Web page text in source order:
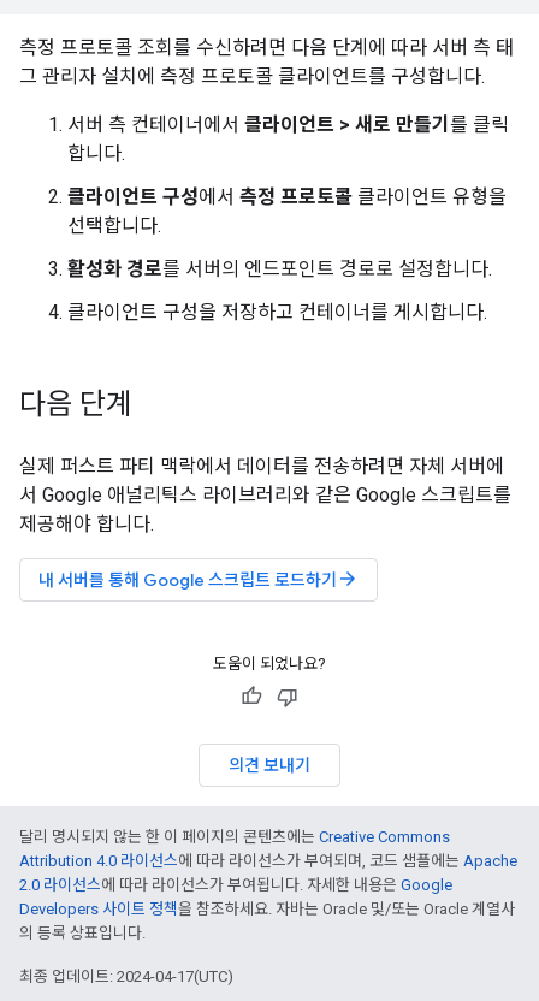
측정 프로토콜 조회를 수신하려면 다음 단계에 따라 서버 측 태
그 관리자 설치에 측정 프로토콜 클라이언트를 구성합니다.
서버 측 컨테이너에서 클라이언트 > 새로 만들기 를 클릭
합니다.
클라이언트 구성에서 측정 프로토콜 클라이언트 유형을
선택합니다.
활성화 경로를 서버의 엔드포인트 경로로 설정합니다.
클라이언트 구성을 저장하고 컨테이너를 게시합니다.
다음 단계
실제 퍼스트 파티 맥락에서 데이터를 전송하려면 자체 서버에
서 Google 애널리틱스 라이브러리와 같은 Google 스크립트를
제공해야 합니다.
내 서버를 통해 Google 스크립트 로드하기 arrow_forward
도움이 되었나요?
의견 보내기
달리 명시되지 않는 한 이 페이지의 콘텐츠에는 Creative Commons
Attribution 4.0 라이선스에 따라 라이선스가 부여되며, 코드 샘플에는 Apache
2.0 라이선스에 따라 라이선스가 부여됩니다. 자세한 내용은 Google
Developers 사이트 정책을 참조하세요. 자바는 Oracle 및/또는 Oracle 계열사
의 등록 상표입니다.
최종 업데이트: 2024-04-17(UTC)